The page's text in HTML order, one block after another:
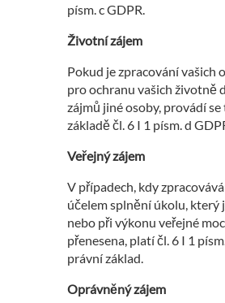
písm. c GDPR.
Životní zájem
Pokud je zpracování vašich
pro ochranu vašich životně
zájmů jiné osoby, provádí
základě čl. 6 I 1 písm. d
Veřejný zájem
V případech, kdy
účelem splnění úkolu, který
nebo při výkonu veřejné
přenesena, platí čl. 6 I 1
právní základ.
Oprávněný zájem